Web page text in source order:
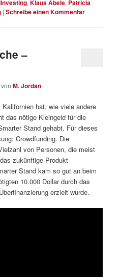
,Klaus Abele, Patricia
|Schreibe einen Kommentar
–
vonM. Jordan
hat, wie viele andere
das nötige Kleingeld für die
Stand gehabt. Für dieses
Crowdfunding. Die
von Personen, die meist
zukünftige Produkt
Stand kam so gut an beim
10.000 Dollar durch das
erzielt wurde.